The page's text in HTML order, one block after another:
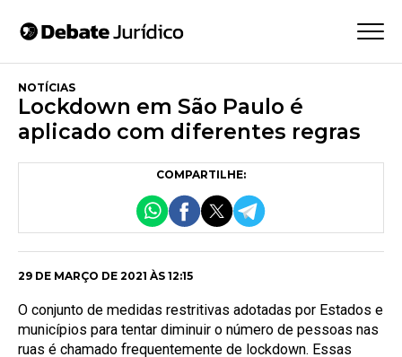
NOTÍCIAS
Lockdown em São Paulo é
aplicado com diferentes regras
COMPARTILHE:
29 DE MARÇO DE 2021 ÀS 12:15
O conjunto de medidas restritivas adotadas por Estados e
municípios para tentar diminuir o número de pessoas nas
ruas é chamado frequentemente de lockdown. Essas